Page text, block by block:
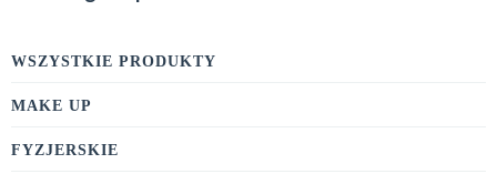
WSZYSTKIE PRODUKTY
MAKE UP
FYZJERSKIE